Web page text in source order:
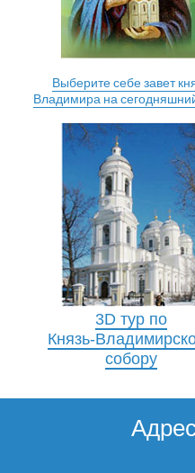
Выберите себе завет
Владимира на
3D тур по
Князь-
собору